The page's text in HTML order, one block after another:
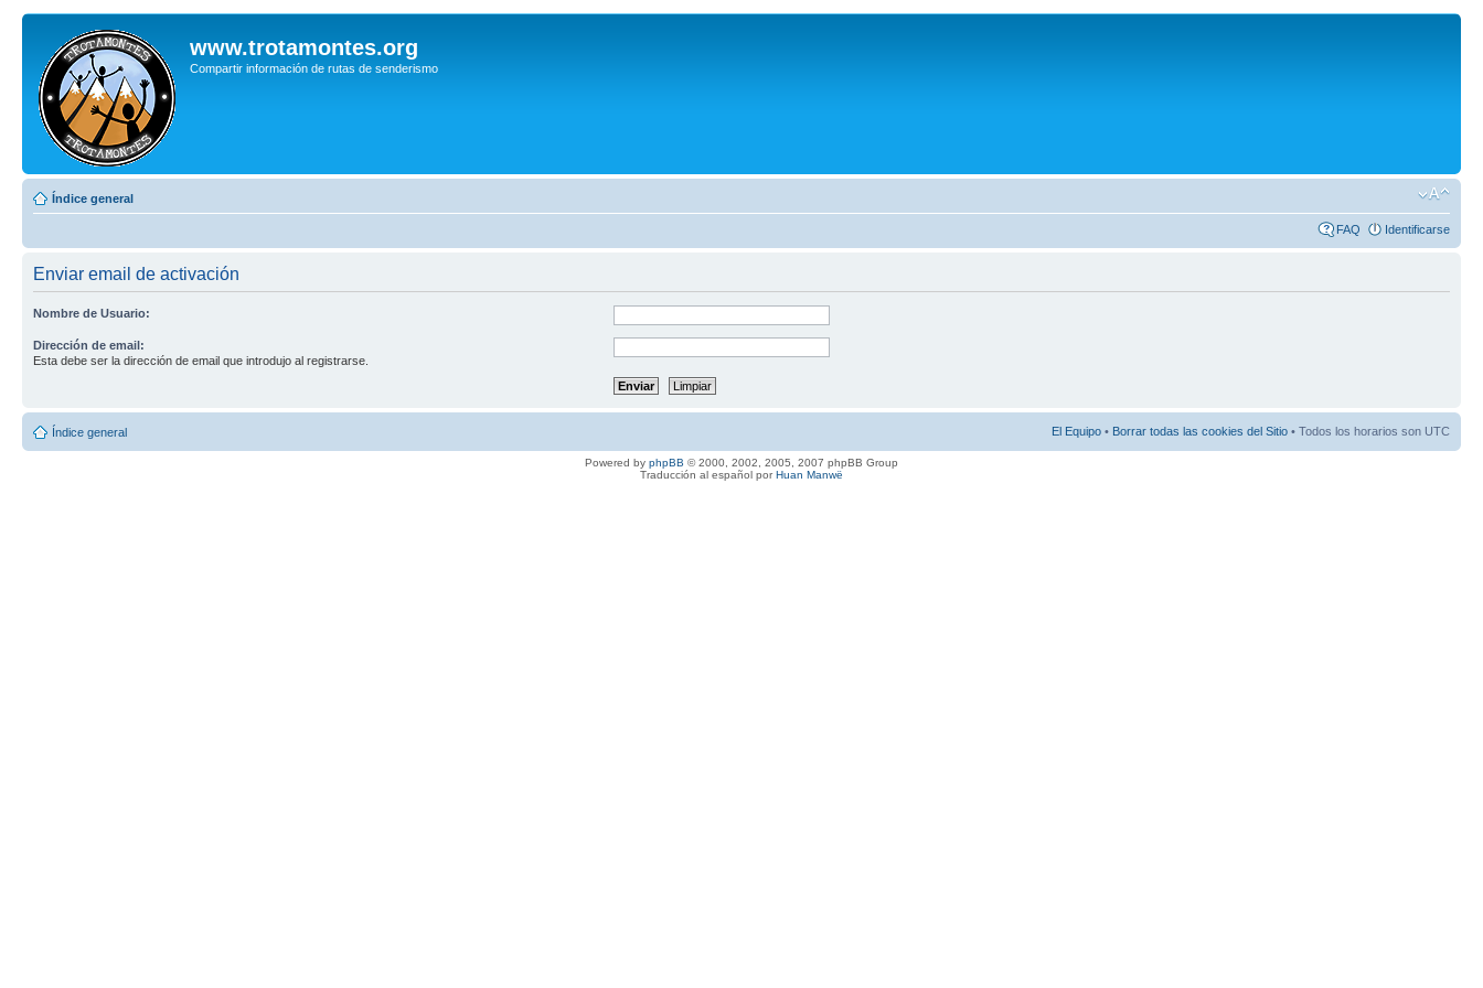
www.trotamontes.org
Compartir información de rutas de senderismo
Índice general
FAQ Identificarse
Enviar email de activación
Nombre de Usuario:
Dirección de email:
Esta debe ser la dirección de email que introdujo al registrarse.
Índice general El Equipo • Borrar todas las cookies del Sitio • Todos los horarios son UTC
Powered by phpBB © 2000, 2002, 2005, 2007 phpBB Group
Traducción al español porHuan Manwë